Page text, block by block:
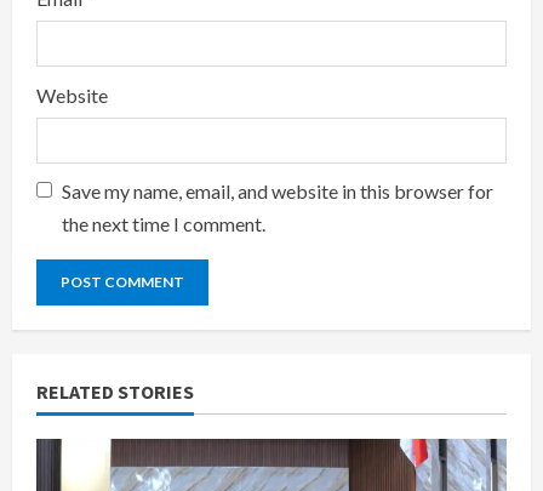
Website
Save my name, email, and website in this browser for
the next time I comment.
RELATED STORIES